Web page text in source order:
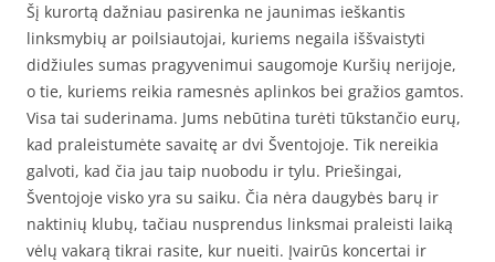
Šį kurortą dažniau pasirenka ne jaunimas ieškantis
linksmybių ar poilsiautojai, kuriems negaila iššvaistyti
didžiules sumas pragyvenimui saugomoje Kuršių nerijoje,
o tie, kuriems reikia ramesnės aplinkos bei gražios gamtos.
Visa tai suderinama. Jums nebūtina turėti tūkstančio eurų,
kad praleistumėte savaitę ar dvi Šventojoje. Tik nereikia
galvoti, kad čia jau taip nuobodu ir tylu. Priešingai,
Šventojoje visko yra su saiku. Čia nėra daugybės barų ir
naktinių klubų, tačiau nusprendus linksmai praleisti laiką
vėlų vakarą tikrai rasite, kur nueiti. Įvairūs koncertai ir